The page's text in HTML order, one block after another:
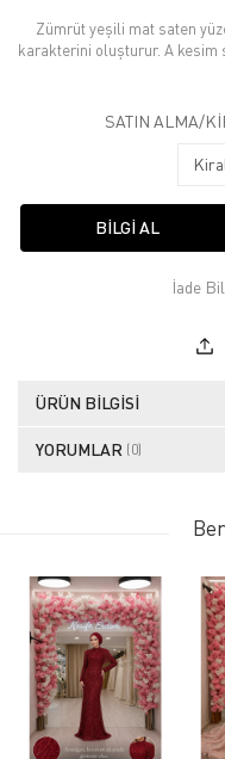
Zümrüt yeşili mat saten
karakterini oluşturur. A kesim
SATIN ALMA/
BILGI AL
İade
ÜRÜN BILGISI
YORUMLAR (0)